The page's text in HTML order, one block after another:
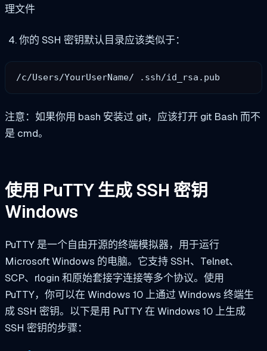
理文件
你的 SSH 密钥默认目录应该类似于：
/c/Users/YourUserName/ .ssh/id_rsa.pub
注意：如果你用 bash 安装过 git，应该打开 git Bash 而不
是 cmd。
使用 PuTTY 生成 SSH 密钥
Windows
PuTTY 是一个自由开源的终端模拟器，用于运行
Microsoft Windows 的电脑。它支持 SSH、Telnet、
SCP、rlogin 和原始套接字连接等多个协议。使用
PuTTY，你可以在 Windows 10 上通过 Windows 终端生
成 SSH 密钥。以下是用 PuTTY 在 Windows 10 上生成
SSH 密钥的步骤：